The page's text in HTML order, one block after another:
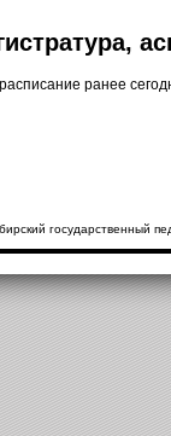
ранее
государственный